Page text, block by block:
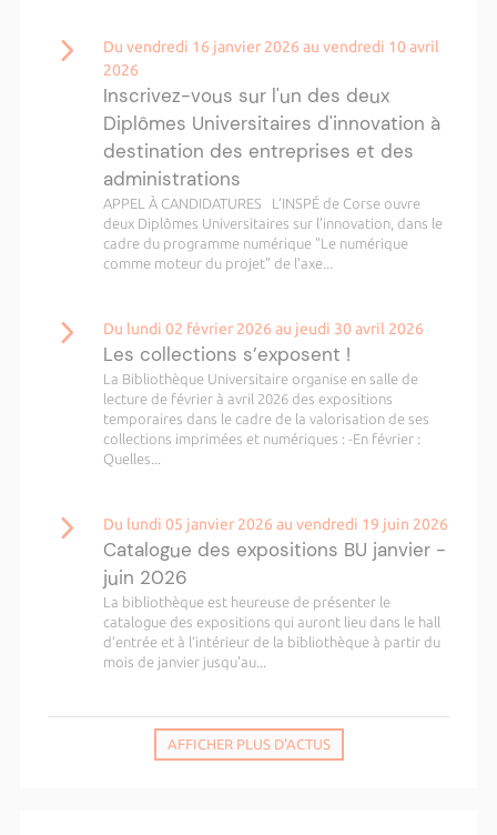
Du vendredi 16 janvier 2026 au vendredi 10 avril
2026
Inscrivez-vous sur l'un des deux
Diplômes Universitaires d'innovation à
destination des entreprises et des
administrations
APPEL À CANDIDATURES L’INSPÉ de Corse ouvre
deux Diplômes Universitaires sur l'innovation, dans le
cadre du programme numérique "Le numérique
comme moteur du projet" de l'axe...
Du lundi 02 février 2026 au jeudi 30 avril 2026
Les collections s’exposent !
La Bibliothèque Universitaire organise en salle de
lecture de février à avril 2026 des expositions
temporaires dans le cadre de la valorisation de ses
collections imprimées et numériques : -En février :
Quelles...
Du lundi 05 janvier 2026 au vendredi 19 juin 2026
Catalogue des expositions BU janvier -
juin 2026
La bibliothèque est heureuse de présenter le
catalogue des expositions qui auront lieu dans le hall
d’entrée et à l’intérieur de la bibliothèque à partir du
mois de janvier jusqu'au...
AFFICHER PLUS D'ACTUS